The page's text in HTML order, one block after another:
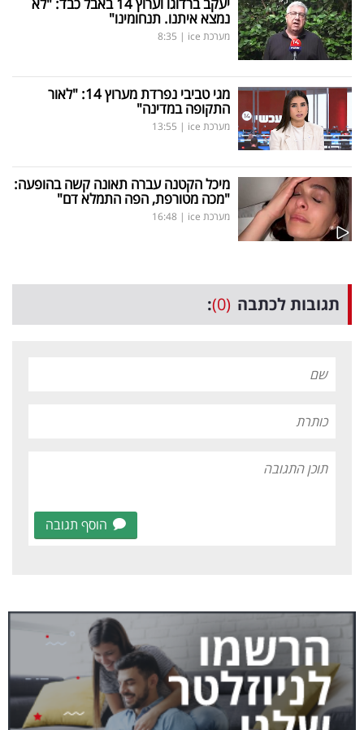
נמצא איתנו. תנחומינו"
מערכת ice |
8:35
מגי טביבי נפרדת מערוץ 14: "לאור
התקופה במדינה"
מערכת ice |
13:55
מיכל הקטנה עברה תאונה קשה בהופעה:
"מכה מטורפת, הפה התמלא דם"
מערכת ice |
16:48
תגובות לכתבה (0)
:
הוסף תגובה